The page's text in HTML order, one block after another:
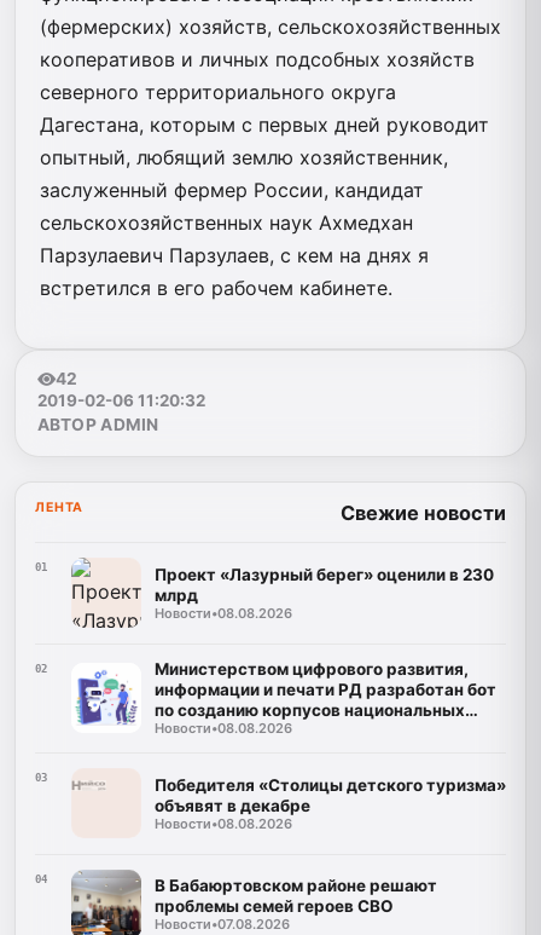
(фермерских) хозяйств, сельскохозяйственных
кооперативов и личных подсобных хозяйств
северного территориального округа
Дагестана, которым с первых дней руководит
опытный, любящий землю хозяйственник,
заслуженный фермер России, кандидат
сельскохозяйственных наук Ахмедхан
Парзулаевич Парзулаев, с кем на днях я
встретился в его рабочем кабинете.
42
2019-02-06 11:20:32
АВТОР ADMIN
ЛЕНТА Свежие новости
01
Проект «Лазурный берег» оценили в 230
млрд
Новости•08.08.2026
02
Министерством цифрового развития,
информации и печати РД разработан бот
по созданию корпусов национальных
языков
Новости•08.08.2026
03
Победителя «Столицы детского туризма»
объявят в декабре
Новости•08.08.2026
04
В Бабаюртовском районе решают
проблемы семей героев СВО
Новости•07.08.2026